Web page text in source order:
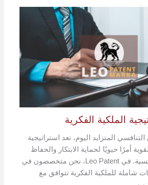
الملكية الفكرية
المتزايد اليوم، تعد استراتيجية
أمرًا حيويًا لحماية الابتكار والحفاظ
على الميزة التنافسية. في Leo Patent، نحن متخصصون في
شاملة للملكية الفكرية تتوافق مع